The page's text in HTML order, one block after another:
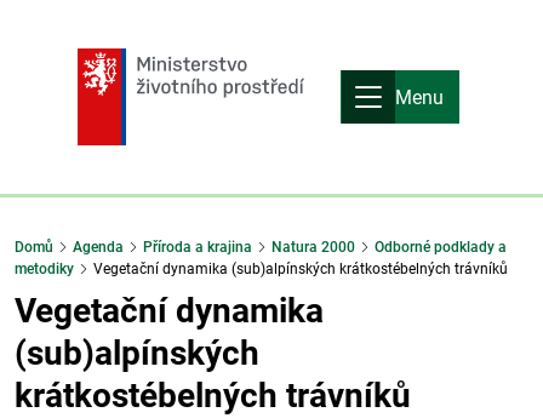
Menu
Domů Agenda Příroda a krajina Natura 2000
Odborné podklady a
metodiky
Vegetační dynamika (sub)alpínských krátkostébelných trávníků
Vegetační dynamika
(sub)alpínských
krátkostébelných trávníků